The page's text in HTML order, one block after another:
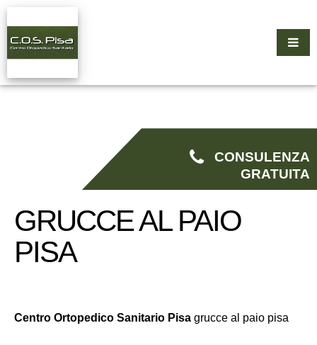
CONSULENZA
GRATUITA
GRUCCE AL PAIO
PISA
Centro Ortopedico Sanitario Pisa grucce al paio pisa